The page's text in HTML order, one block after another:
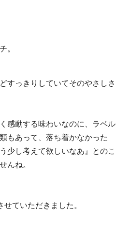
。
すっきりしていてそのやさしさ
感動する味わいなのに、ラベル
もあって、落ち着かなかった
少し考えて欲しいなあ』とのこ
んね。
ていただきました。